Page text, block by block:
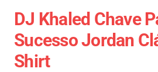
DJ Khaled Chave
Sucesso Jordan
Shirt